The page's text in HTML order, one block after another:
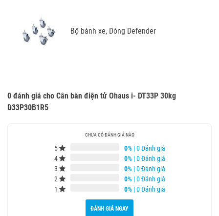
Bộ bánh xe, Dòng Defender
0 đánh giá cho Cân bàn điện tử Ohaus i- DT33P 30kg
D33P30B1R5
CHƯA CÓ ĐÁNH GIÁ NÀO
5 0%|0 Đánh giá
4
0%|0 Đánh giá
3
0%|0 Đánh giá
2
0%|0 Đánh giá
1
0%|0 Đánh giá
ĐÁNH GIÁ NGAY